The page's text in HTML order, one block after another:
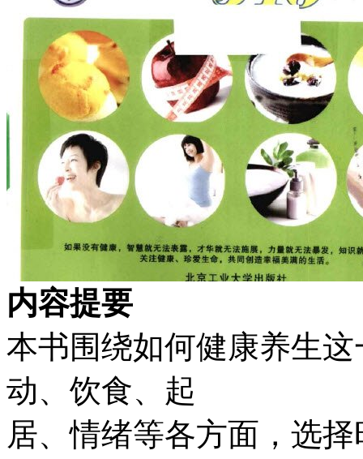
内容提要
本书围绕如何健康养生
动、饮食、起
居、情绪等各方面，选